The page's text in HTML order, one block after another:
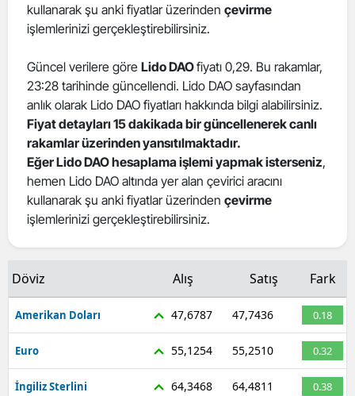
Erzurum
Eskişehir
Gaziantep
Giresun
Hakkari
Hatay
Isparta
Mersin
İstanbul
kullanarak şu anki fiyatlar üzerinden çevirme
işlemlerinizi gerçekleştirebilirsiniz.
Güncel verilere göre Lido DAOfiyatı 0,29. Bu rakamlar,
23:28 tarihinde güncellendi. Lido DAO sayfasından
anlık olarak Lido DAO fiyatları hakkında bilgi alabilirsiniz.
Fiyat detayları 15 dakikada bir güncellenerek canlı
rakamlar üzerinden yansıtılmaktadır.
Eğer Lido DAO hesaplama işlemi yapmak isterseniz,
hemen Lido DAO altında yer alan çevirici aracını
kullanarak şu anki fiyatlar üzerinden çevirme
işlemlerinizi gerçekleştirebilirsiniz.
Döviz Alış Satış Fark
Amerikan Doları 47,6787 47,7436 0.18
Euro 55,1254 55,2510 0.32
İngiliz Sterlini 64,3468 64,4811 0.38